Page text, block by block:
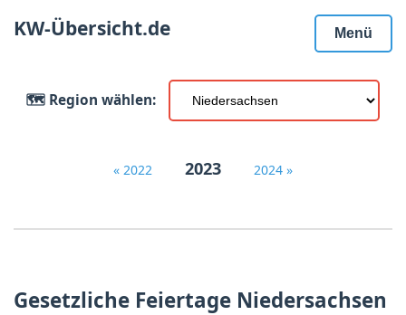
KW-Übersicht.de Menü
🗺️ Region wählen:
« 2022 2023 2024 »
Gesetzliche Feiertage Niedersachsen